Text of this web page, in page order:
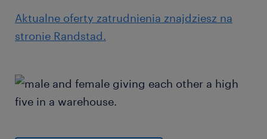
Aktualne oferty zatrudnienia znajdziesz na
stronie Randstad.